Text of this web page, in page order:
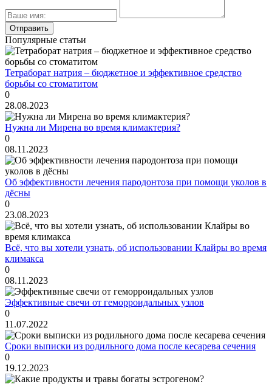
Популярные статьи
Тетраборат натрия – бюджетное и эффективное средство
борьбы со стоматитом
0
28.08.2023
Нужна ли Мирена во время климактерия?
0
08.11.2023
Об эффективности лечения пародонтоза при помощи уколов в
дёсны
0
23.08.2023
Всё, что вы хотели узнать, об использовании Клайры во время
климакса
0
08.11.2023
Эффективные свечи от геморроидальных узлов
0
11.07.2022
Сроки выписки из родильного дома после кесарева сечения
0
19.12.2023